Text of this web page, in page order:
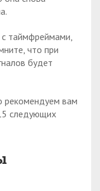
таймфреймами,
что при
будет
рекомендуем вам
следующих